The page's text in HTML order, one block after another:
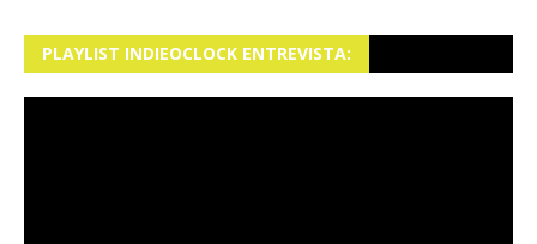
PLAYLIST INDIEOCLOCK ENTREVISTA: